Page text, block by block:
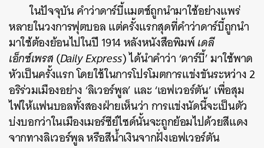
ในปัจจุบัน คำว่าดาร์บี้แมตช์ถูกนำมาใช้อย่างแพร่
หลายในวงการฟุตบอล แต่ครั้งแรกสุดที่คำว่าดาร์บี้ถูกนำ
มาใช้ต้องย้อนไปในปี 1914 หลังหนังสือพิมพ์เดลี
เอ็กซ์เพรส(Daily Express) ได้นำคำว่า ‘ดาร์บี้’ มาใช้พาด
หัวเป็นครั้งแรก โดยใช้ในการโปรโมตการแข่งขันระหว่าง 2
อริร่วมเมืองอย่าง ‘ลิเวอร์พูล’ และ ‘เอฟเวอร์ตัน’ เพื่อสุม
ไฟให้แฟนบอลทั้งสองฝ่ายเห็นว่า การแข่งนัดนี้จะเป็นตัว
บ่งบอกว่าในเมืองเมอร์ซีย์ไซด์นั้นจะถูกย้อมไปด้วยสีแดง
จากทางลิเวอร์พูล หรือสีน้ำเงินจากฝั่งเอฟเวอร์ตัน